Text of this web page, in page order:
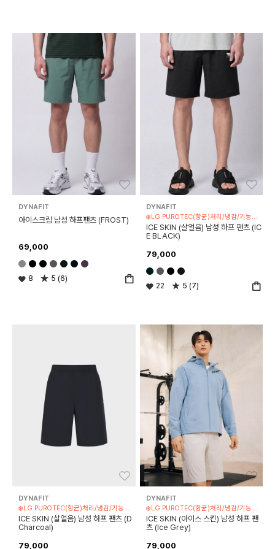
DYNAFIT
아이스크림 남성 하프팬츠 (FROST)
69,000
8 5 (6)
DYNAFIT
❄️LG PUROTEC(항균)처리/냉감/기능성 제품
ICE SKIN (살얼음) 남성 하프 팬츠 (IC
E BLACK)
79,000
22 5 (7)
좋아요
DYNAFIT
❄️LG PUROTEC(항균)처리/냉감/기능성 제품
ICE SKIN (살얼음) 남성 하프 팬츠 (D
Charcoal)
79,000
DYNAFIT
❄️LG PUROTEC(항균)처리/냉감/기능성 제품
ICE SKIN (아이스 스킨) 남성 하프 팬
츠 (Ice Grey)
79,000